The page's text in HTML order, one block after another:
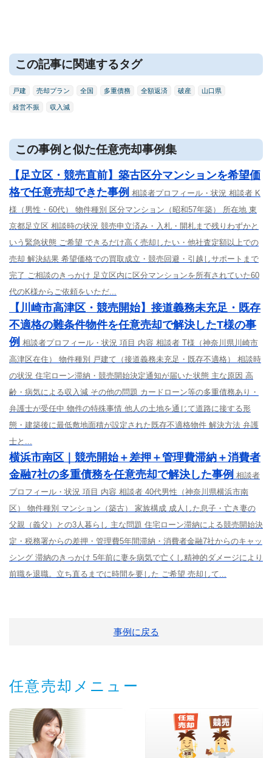
この記事に関連するタグ
戸建 売却プラン 全国 多重債務 全額返済 破産 山口県
経営不振 収入減
この事例と似た任意売却事例集
【足立区・競売直前】築古区分マンションを希望価
格で任意売却できた事例 相談者プロフィール・状況 相談者 K
様（男性・60代） 物件種別 区分マンション（昭和57年築） 所在地 東
京都足立区 相談時の状況 競売申立済み・入札・開札まで残りわずかと
いう緊急状態 ご希望 できるだけ高く売却したい・他社査定額以上での
売却 解決結果 希望価格での買取成立・競売回避・引越しサポートまで
完了 ご相談のきっかけ 足立区内に区分マンションを所有されていた60
代のK様からご依頼をいただ...
【川崎市高津区・競売開始】接道義務未充足・既存
不適格の難条件物件を任意売却で解決したT様の事
例 相談者プロフィール・状況 項目 内容 相談者 T様（神奈川県川崎市
高津区在住） 物件種別 戸建て（接道義務未充足・既存不適格） 相談時
の状況 住宅ローン滞納・競売開始決定通知が届いた状態 主な原因 高
齢・病気による収入減 その他の問題 カードローン等の多重債務あり・
弁護士が受任中 物件の特殊事情 他人の土地を通じて道路に接する形
態・建築後に最低敷地面積が設定された既存不適格物件 解決方法 弁護
士と...
横浜市南区｜競売開始＋差押＋管理費滞納＋消費者
金融7社の多重債務を任意売却で解決した事例 相談者
プロフィール・状況 項目 内容 相談者 40代男性（神奈川県横浜市南
区） 物件種別 マンション（築古） 家族構成 成人した息子・亡き妻の
父親（義父）との3人暮らし 主な問題 住宅ローン滞納による競売開始決
定・税務署からの差押・管理費5年間滞納・消費者金融7社からのキャッ
シング 滞納のきっかけ 5年前に妻を病気で亡くし精神的ダメージにより
前職を退職。立ち直るまでに時間を要した ご希望 売却して...
事例に戻る
任意売却メニュー